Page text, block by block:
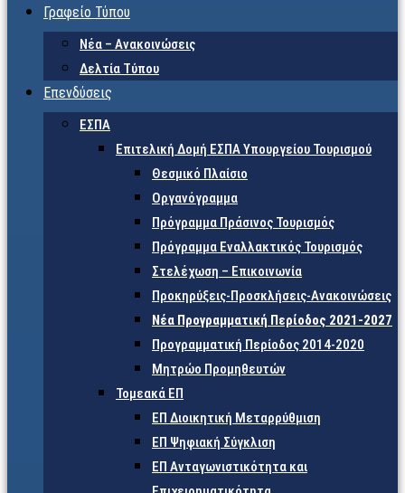
Γραφείο Τύπου
Νέα – Ανακοινώσεις
Δελτία Τύπου
Επενδύσεις
ΕΣΠΑ
Επιτελική Δομή ΕΣΠΑ Υπουργείου Τουρισμού
Θεσμικό Πλαίσιο
Οργανόγραμμα
Πρόγραμμα Πράσινος Τουρισμός
Πρόγραμμα Εναλλακτικός Τουρισμός
Στελέχωση – Επικοινωνία
Προκηρύξεις-Προσκλήσεις-Ανακοινώσεις
Νέα Προγραμματική Περίοδος 2021-2027
Προγραμματική Περίοδος 2014-2020
Μητρώο Προμηθευτών
Τομεακά ΕΠ
ΕΠ Διοικητική Μεταρρύθμιση
ΕΠ Ψηφιακή Σύγκλιση
ΕΠ Ανταγωνιστικότητα και